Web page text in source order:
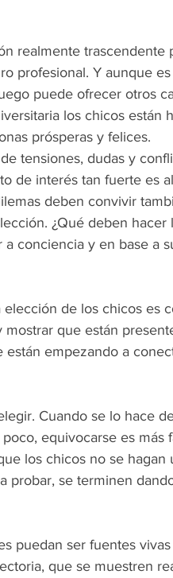
realmente trascendente
profesional. Y aunque
puede ofrecer otros
los chicos están
prósperas y felices.
tensiones, dudas y
de interés tan fuerte es
deben convivir
¿Qué deben hacer
conciencia y en base a
de los chicos es
que están
empezando a
Cuando se lo hace
equivocarse es más
los chicos no se hagan
probar, se terminen
puedan ser fuentes
que se muestren